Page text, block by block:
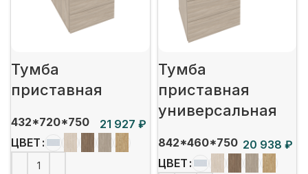
Тумба
приставная
432*720*750
₽
ЦВЕТ
Тумба
приставная
универсальная
842*460*750
₽
ЦВЕТ